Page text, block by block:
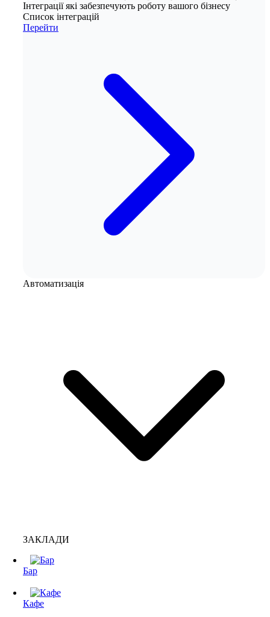
Інтеграції які забезпечують роботу вашого бізнесу
Список інтеграцій
Перейти
Автоматизація
ЗАКЛАДИ
Бар
Кафе